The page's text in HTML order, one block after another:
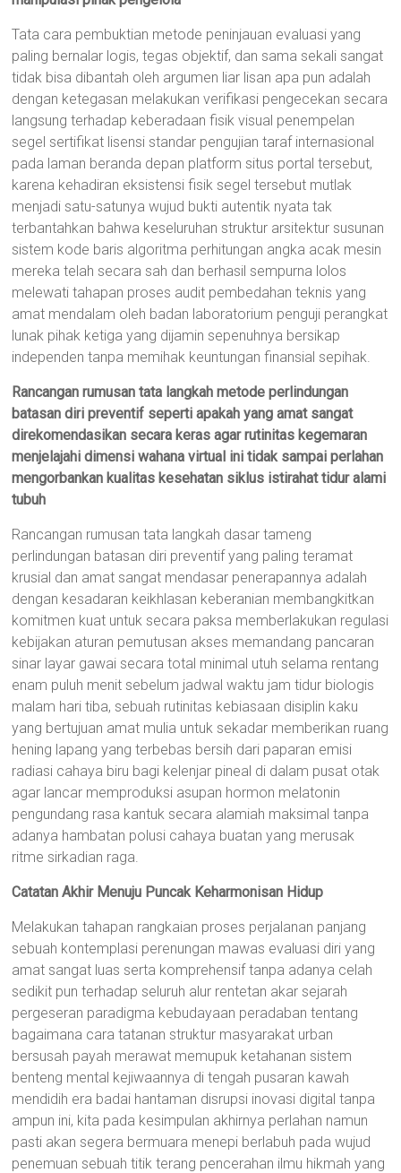
Tata cara pembuktian metode peninjauan evaluasi yang
paling bernalar logis, tegas objektif, dan sama sekali sangat
tidak bisa dibantah oleh argumen liar lisan apa pun adalah
dengan ketegasan melakukan verifikasi pengecekan secara
langsung terhadap keberadaan fisik visual penempelan
segel sertifikat lisensi standar pengujian taraf internasional
pada laman beranda depan platform situs portal tersebut,
karena kehadiran eksistensi fisik segel tersebut mutlak
menjadi satu-satunya wujud bukti autentik nyata tak
terbantahkan bahwa keseluruhan struktur arsitektur susunan
sistem kode baris algoritma perhitungan angka acak mesin
mereka telah secara sah dan berhasil sempurna lolos
melewati tahapan proses audit pembedahan teknis yang
amat mendalam oleh badan laboratorium penguji perangkat
lunak pihak ketiga yang dijamin sepenuhnya bersikap
independen tanpa memihak keuntungan finansial sepihak.
Rancangan rumusan tata langkah metode perlindungan
batasan diri preventif seperti apakah yang amat sangat
direkomendasikan secara keras agar rutinitas kegemaran
menjelajahi dimensi wahana virtual ini tidak sampai perlahan
mengorbankan kualitas kesehatan siklus istirahat tidur alami
tubuh
Rancangan rumusan tata langkah dasar tameng
perlindungan batasan diri preventif yang paling teramat
krusial dan amat sangat mendasar penerapannya adalah
dengan kesadaran keikhlasan keberanian membangkitkan
komitmen kuat untuk secara paksa memberlakukan regulasi
kebijakan aturan pemutusan akses memandang pancaran
sinar layar gawai secara total minimal utuh selama rentang
enam puluh menit sebelum jadwal waktu jam tidur biologis
malam hari tiba, sebuah rutinitas kebiasaan disiplin kaku
yang bertujuan amat mulia untuk sekadar memberikan ruang
hening lapang yang terbebas bersih dari paparan emisi
radiasi cahaya biru bagi kelenjar pineal di dalam pusat otak
agar lancar memproduksi asupan hormon melatonin
pengundang rasa kantuk secara alamiah maksimal tanpa
adanya hambatan polusi cahaya buatan yang merusak
ritme sirkadian raga.
Catatan Akhir Menuju Puncak Keharmonisan Hidup
Melakukan tahapan rangkaian proses perjalanan panjang
sebuah kontemplasi perenungan mawas evaluasi diri yang
amat sangat luas serta komprehensif tanpa adanya celah
sedikit pun terhadap seluruh alur rentetan akar sejarah
pergeseran paradigma kebudayaan peradaban tentang
bagaimana cara tatanan struktur masyarakat urban
bersusah payah merawat memupuk ketahanan sistem
benteng mental kejiwaannya di tengah pusaran kawah
mendidih era badai hantaman disrupsi inovasi digital tanpa
ampun ini, kita pada kesimpulan akhirnya perlahan namun
pasti akan segera bermuara menepi berlabuh pada wujud
penemuan sebuah titik terang pencerahan ilmu hikmah yang